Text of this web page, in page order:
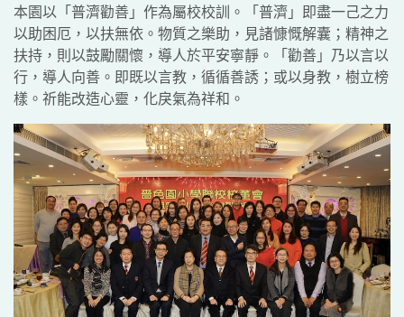
本園以「普濟勸善」作為屬校校訓。「普濟」即盡一己之力
以助困厄，以扶無依。物質之樂助，見諸慷慨解囊；精神之
扶持，則以鼓勵關懷，導人於平安寧靜。「勸善」乃以言以
行，導人向善。即既以言教，循循善誘；或以身教，樹立榜
樣。祈能改造心靈，化戾氣為祥和。